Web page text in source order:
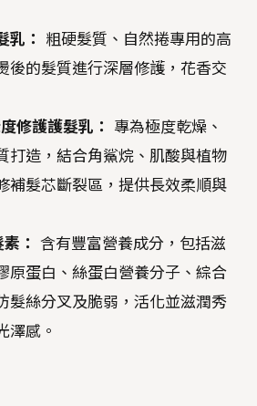
乳：
粗硬髮質、自然捲專用的高
後的髮質進行深層修護，花香交
修護護髮乳：
專為極度乾燥、
打造，結合角鯊烷、肌酸與植物
補髮芯斷裂區，提供長效柔順與
：
含有豐富營養成分，包括滋
原蛋白、絲蛋白營養分子、綜合
髮絲分叉及脆弱，活化並滋潤秀
澤感。